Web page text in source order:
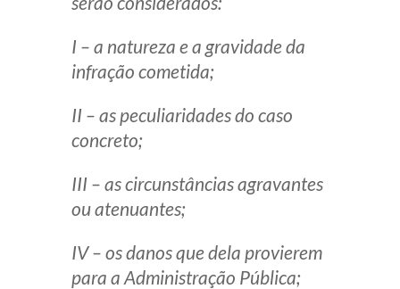
I – a natureza e a gravidade da
infração cometida;
II – as peculiaridades do caso
concreto;
III – as circunstâncias agravantes
ou atenuantes;
IV – os danos que dela provierem
para a Administração Pública;